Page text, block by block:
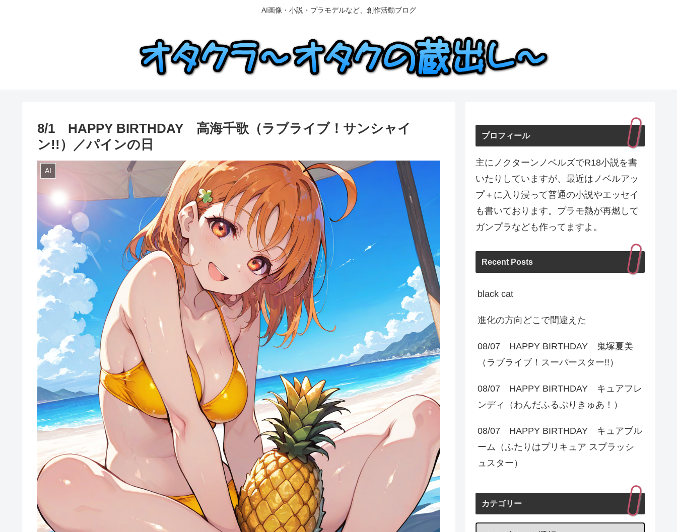
AI画像・小説・プラモデルなど、創作活動ブログ
8/1 HAPPY BIRTHDAY 高海千歌（ラブライブ！サンシャイ
ン!!）／パインの日
AI
プロフィール
主にノクターンノベルズでR18小説を書
いたりしていますが、最近はノベルアッ
プ＋に入り浸って普通の小説やエッセイ
も書いております。プラモ熱が再燃して
ガンプラなども作ってますよ。
Recent Posts
black cat
進化の方向どこで間違えた
08/07 HAPPY BIRTHDAY 鬼塚夏美
（ラブライブ！スーパースター!!）
08/07 HAPPY BIRTHDAY キュアフレ
ンディ（わんだふるぷりきゅあ！）
08/07 HAPPY BIRTHDAY キュアブル
ーム（ふたりはプリキュア スプラッシ
ュスター）
カテゴリー